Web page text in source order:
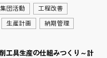
団活動 工程改善
生産計画 納期管理
工具生産の仕組みつくり～計